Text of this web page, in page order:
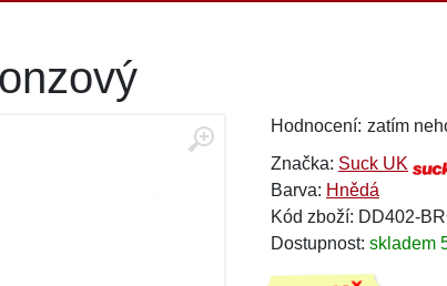
Hodnocení: zatím
Značka: Suck UK
Barva: Hnědá
Kód zboží: DD402-
Dostupnost: skladem